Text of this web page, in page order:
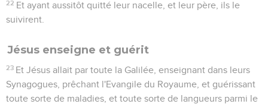
22 Et ayant aussitôt quitté leur nacelle, et leur père, ils le
suivirent.
Jésus enseigne et guérit
23 Et Jésus allait par toute la Galilée, enseignant dans leurs
Synagogues, prêchant l'Evangile du Royaume, et guérissant
toute sorte de maladies, et toute sorte de langueurs parmi le